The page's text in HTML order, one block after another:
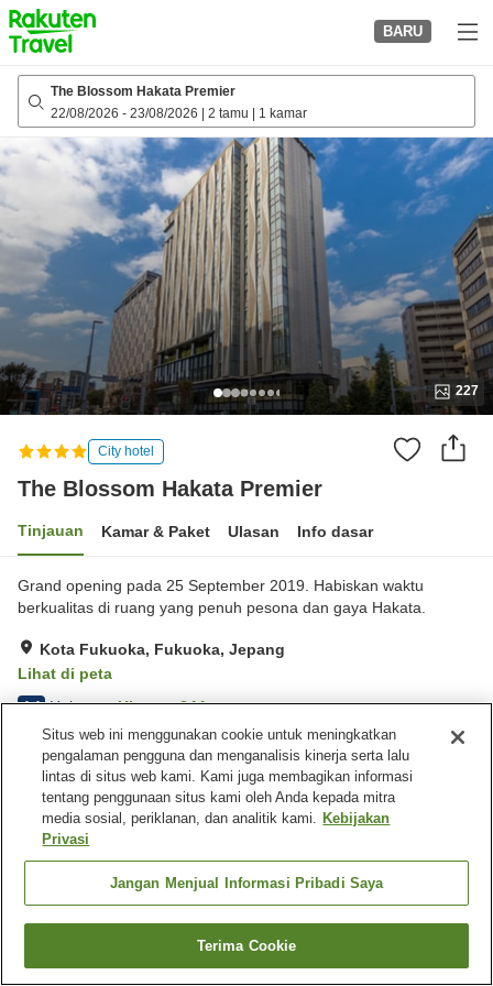
to
top
page
BARU
The Blossom Hakata Premier
22/08/2026 - 23/08/2026 2 tamu 1 kamar
227
City hotel
The Blossom Hakata Premier
Tinjauan Kamar & Paket Ulasan Info dasar
Grand opening pada 25 September 2019. Habiskan waktu
berkualitas di ruang yang penuh pesona dan gaya Hakata.
Kota Fukuoka, Fukuoka, Jepang
Lihat di peta
4.4 Hebat Ulasan:344
Fasilitas properti
Tempat parkir
Sauna
Gym / Klub kebugaran
Restoran
Jepang Fukuoka
Kota Fukuoka
The Blossom Hakata Premier
Cari kamar
Situs web ini menggunakan cookie untuk meningkatkan
pengalaman pengguna dan menganalisis kinerja serta lalu
lintas di situs web kami. Kami juga membagikan informasi
tentang penggunaan situs kami oleh Anda kepada mitra
media sosial, periklanan, dan analitik kami. Kebijakan
Privasi
Jangan Menjual Informasi Pribadi Saya
Terima Cookie